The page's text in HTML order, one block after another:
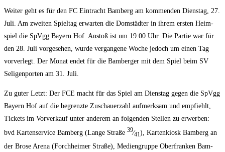
Wei­ter geht es für den FC Ein­tracht Bam­berg am kom­men­den Diens­tag, 27.
Juli. Am zwei­ten Spiel­tag erwar­ten die Dom­städ­ter in ihrem ers­ten Heim­
spiel die SpVgg Bay­ern Hof. Anstoß ist um 19:00 Uhr. Die Par­tie war für
den 28. Juli vor­ge­se­hen, wur­de ver­gan­ge­ne Woche jedoch um einen Tag
vor­ver­legt. Der Monat endet für die Bam­ber­ger mit dem Spiel beim SV
Seli­gen­por­ten am 31. Juli.
Zu guter Letzt: Der FCE macht für das Spiel am Diens­tag gegen die SpVgg
Bay­ern Hof auf die begrenz­te Zuschau­er­zahl auf­merk­sam und emp­fiehlt,
Tickets im Vor­ver­kauf unter ande­rem an fol­gen­den Stel­len zu erwer­ben:
bvd Kar­ten­ser­vice Bam­berg (Lan­ge Stra­ße 39⁄41), Kar­ten­ki­osk Bam­berg an
der Bro­se Are­na (Forch­hei­mer Stra­ße), Medi­en­grup­pe Ober­fran­ken Bam­